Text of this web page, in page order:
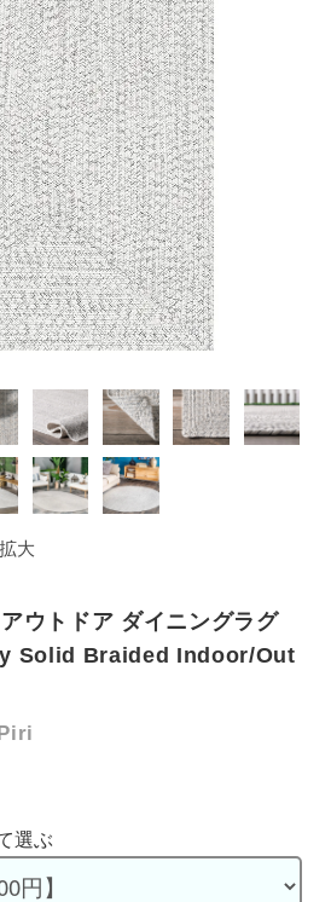
大
ウトドア ダイニングラグ
Solid Braided Indoor/Out
選ぶ